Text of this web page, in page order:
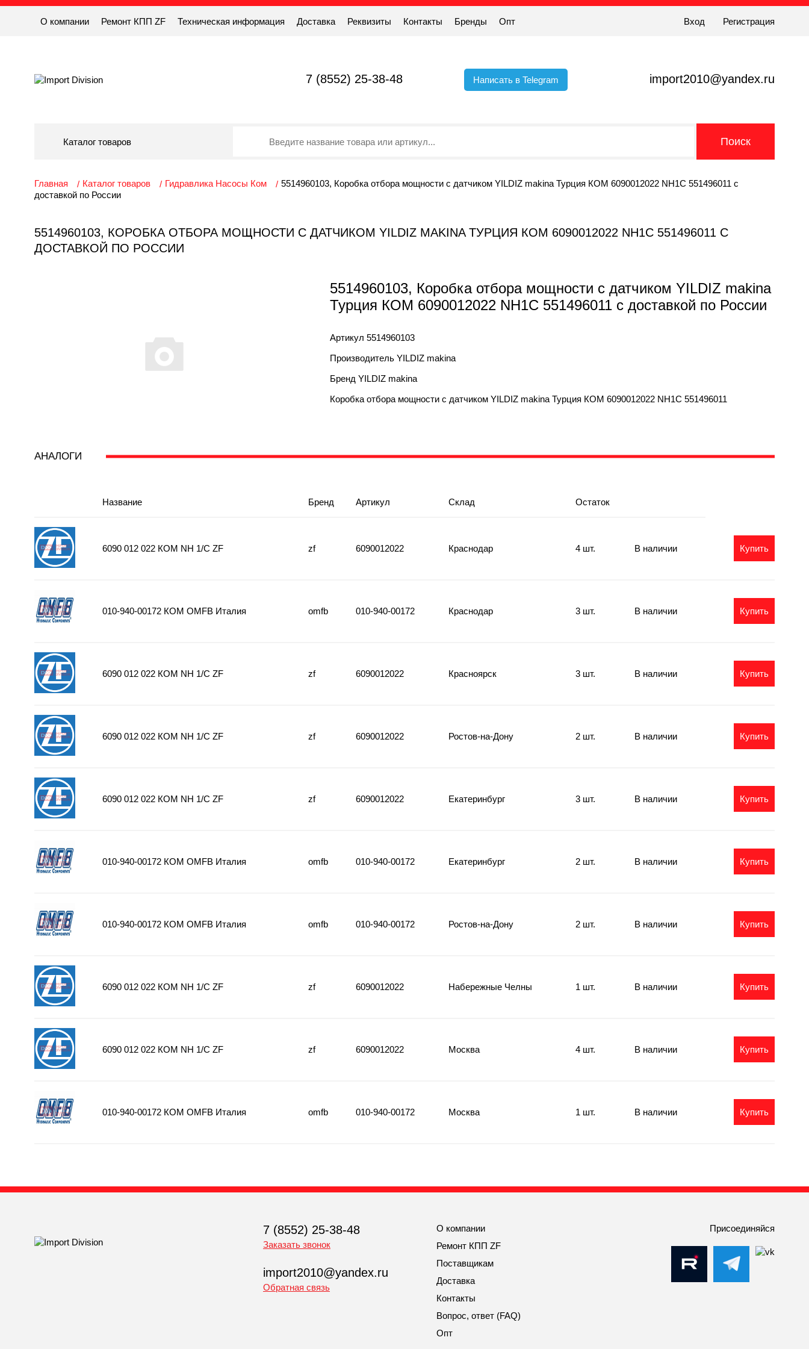
О компании Ремонт КПП ZF Техническая информация Доставка Реквизиты Контакты Бренды Опт Вход Регистрация
7 (8552) 25-38-48 Написать в Telegram import2010@yandex.ru
Каталог товаров
Главная Каталог товаров Гидравлика Насосы Ком
5514960103, Коробка отбора мощности с датчиком YILDIZ makina Турция КОМ 6090012022 NH1C 551496011 с
доставкой по России
5514960103, КОРОБКА ОТБОРА МОЩНОСТИ С ДАТЧИКОМ YILDIZ MAKINA ТУРЦИЯ КОМ 6090012022 NH1C 551496011 С
ДОСТАВКОЙ ПО РОССИИ
5514960103, Коробка отбора мощности с датчиком YILDIZ makina
Турция КОМ 6090012022 NH1C 551496011 с доставкой по России
Артикул 5514960103
Производитель YILDIZ makina
Бренд YILDIZ makina
Коробка отбора мощности с датчиком YILDIZ makina Турция КОМ 6090012022 NH1C 551496011
АНАЛОГИ
Название Бренд Артикул Склад Остаток
6090 012 022 КОМ NH 1/С ZF zf 6090012022 Краснодар 4 шт. В наличии Купить
010-940-00172 КОМ OMFB Италия omfb 010-940-00172 Краснодар 3 шт. В наличии Купить
6090 012 022 КОМ NH 1/С ZF zf 6090012022 Красноярск 3 шт. В наличии Купить
6090 012 022 КОМ NH 1/С ZF zf 6090012022 Ростов-на-Дону 2 шт. В наличии Купить
6090 012 022 КОМ NH 1/С ZF zf 6090012022 Екатеринбург 3 шт. В наличии Купить
010-940-00172 КОМ OMFB Италия omfb 010-940-00172 Екатеринбург 2 шт. В наличии Купить
010-940-00172 КОМ OMFB Италия omfb 010-940-00172 Ростов-на-Дону 2 шт. В наличии Купить
6090 012 022 КОМ NH 1/С ZF zf 6090012022 Набережные Челны 1 шт. В наличии Купить
6090 012 022 КОМ NH 1/С ZF zf 6090012022 Москва 4 шт. В наличии Купить
010-940-00172 КОМ OMFB Италия omfb 010-940-00172 Москва 1 шт. В наличии Купить
7 (8552) 25-38-48
Заказать звонок
import2010@yandex.ru
Обратная связь
О компании
Ремонт КПП ZF
Поставщикам
Доставка
Контакты
Вопрос, ответ (FAQ)
Опт
Присоединяйся